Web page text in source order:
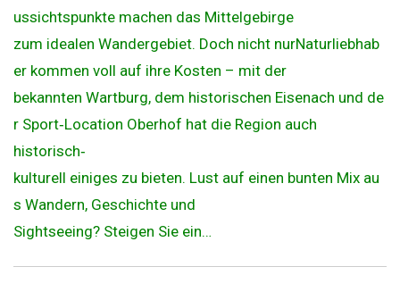
ussichtspunkte machen das Mittelgebirge
zum idealen Wandergebiet. Doch nicht nurNaturliebhab
er kommen voll auf ihre Kosten – mit der
bekannten Wartburg, dem historischen Eisenach und de
r Sport‐Location Oberhof hat die Region auch
historisch‐
kulturell einiges zu bieten. Lust auf einen bunten Mix au
s Wandern, Geschichte und
Sightseeing? Steigen Sie ein…